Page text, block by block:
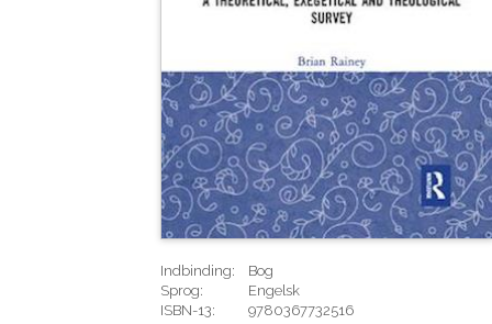
Indbinding:
Bog
Sprog:
Engelsk
ISBN-13:
9780367732516